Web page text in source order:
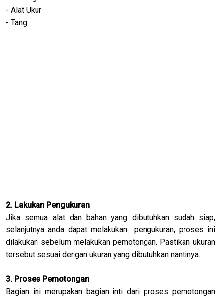
- Alat Ukur
- Tang
2. Lakukan Pengukuran
Jika semua alat dan bahan yang dibutuhkan sudah siap,
selanjutnya anda dapat melakukan pengukuran, proses ini
dilakukan sebelum melakukan pemotongan. Pastikan ukuran
tersebut sesuai dengan ukuran yang dibutuhkan nantinya.
3. Proses Pemotongan
Bagian ini merupakan bagian inti dari proses pemotongan